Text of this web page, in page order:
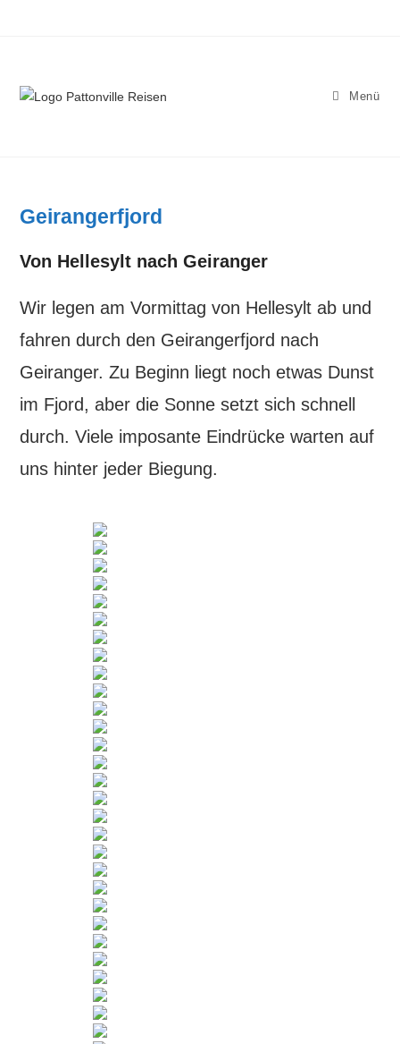
Menü
Geirangerfjord
Von Hellesylt nach Geiranger
Wir legen am Vormittag von Hellesylt ab und
fahren durch den Geirangerfjord nach
Geiranger. Zu Beginn liegt noch etwas Dunst
im Fjord, aber die Sonne setzt sich schnell
durch. Viele imposante Eindrücke warten auf
uns hinter jeder Biegung.